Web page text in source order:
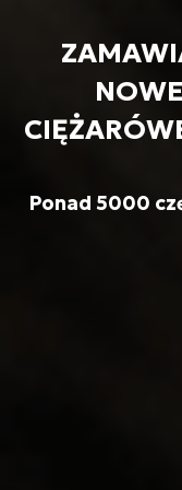
Ponad 5000